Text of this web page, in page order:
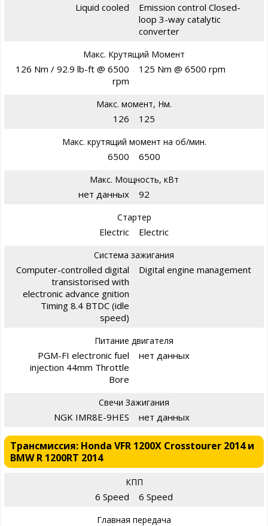
Liquid cooled
Emission control Closed-
loop 3-way catalytic
converter
Макс. Крутящий Момент
126 Nm / 92.9 lb-ft @ 6500
rpm
125 Nm @ 6500 rpm
Макс. момент, Нм.
126 125
Макс. крутящий момент на об/мин.
6500 6500
Макс. Мощность, кВт
нет данных 92
Стартер
Electric Electric
Система зажигания
Computer-controlled digital
transistorised with
electronic advance gnition
Timing 8.4 BTDC (idle
speed)
Digital engine management
Питание двигателя
PGM-FI electronic fuel
injection 44mm Throttle
Bore
нет данных
Свечи Зажигания
NGK IMR8E-9HES нет данных
Трансмиссия: Honda VFR 1200X Crosstourer 2014 и
BMW R 1200RT 2014
КПП
6 Speed 6 Speed
Главная передача